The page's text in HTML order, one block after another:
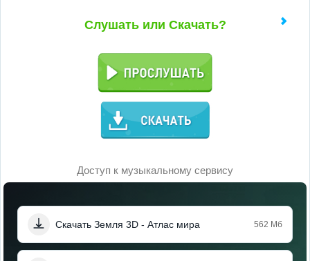
Слушать или Скачать?
Доступ к музыкальному сервису
Скачать Земля 3D - Атлас мира 562 Мб